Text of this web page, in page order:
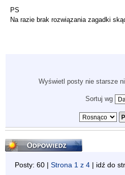
PS
Na razie brak rozwiązania zagadki
Wyświetl posty nie starsze
Sortuj wg
Odpowiedz
Posty: 60 | Strona 1 z 4 | idź do